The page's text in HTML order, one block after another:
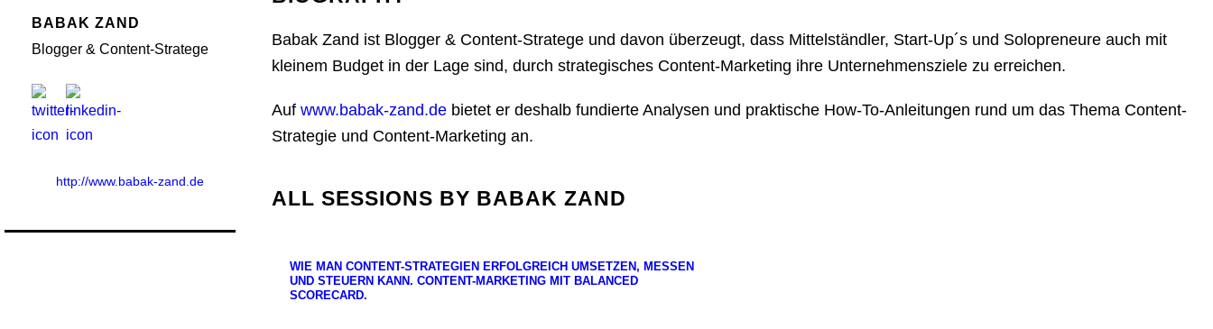
BABAK ZAND
Blogger & Content-Stratege
http://www.babak-zand.de
Babak Zand ist Blogger & Content-Stratege und davon überzeugt, dass Mittelständler, Start-Up´s und Solopreneure auch mit
kleinem Budget in der Lage sind, durch strategisches Content-Marketing ihre Unternehmensziele zu erreichen.
Auf www.babak-zand.de bietet er deshalb fundierte Analysen und praktische How-To-Anleitungen rund um das Thema Content-
Strategie und Content-Marketing an.
ALL SESSIONS BY BABAK ZAND
WIE MAN CONTENT-STRATEGIEN ERFOLGREICH UMSETZEN, MESSEN
UND STEUERN KANN. CONTENT-MARKETING MIT BALANCED
SCORECARD.